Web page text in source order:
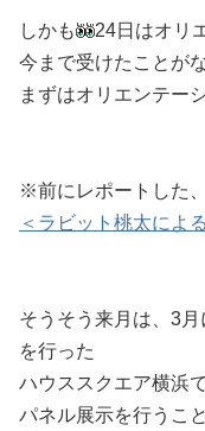
しかも
24日はオリ
今まで受けたことが
まずはオリエンテー
※前にレポートした
＜ラビット桃太によ
そうそう来月は、3
を行った
ハウススクエア横浜
パネル展示を行うこ